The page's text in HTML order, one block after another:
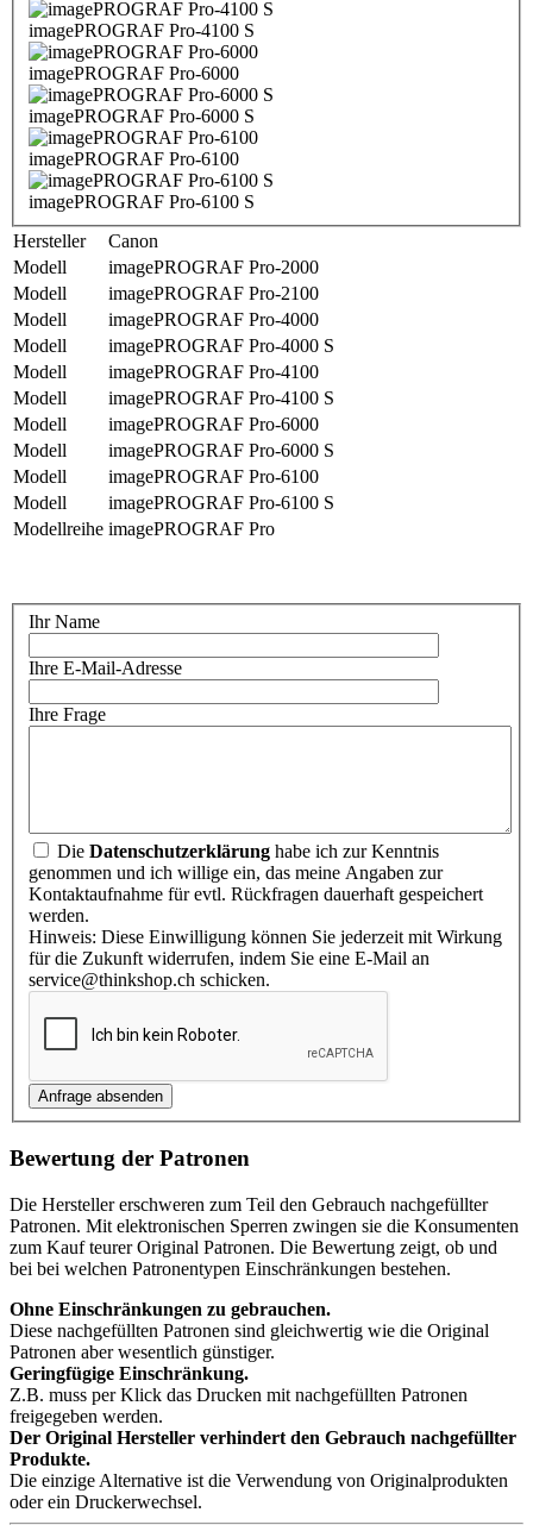
imagePROGRAF Pro-4100 S
imagePROGRAF Pro-6000
imagePROGRAF Pro-6000 S
imagePROGRAF Pro-6100
imagePROGRAF Pro-6100 S
Hersteller
Canon
Modell
imagePROGRAF Pro-2000
Modell
imagePROGRAF Pro-2100
Modell
imagePROGRAF Pro-4000
Modell
imagePROGRAF Pro-4000 S
Modell
imagePROGRAF Pro-4100
Modell
imagePROGRAF Pro-4100 S
Modell
imagePROGRAF Pro-6000
Modell
imagePROGRAF Pro-6000 S
Modell
imagePROGRAF Pro-6100
Modell
imagePROGRAF Pro-6100 S
Modellreihe imagePROGRAF Pro
Ihr Name
Ihre E-Mail-Adresse
Ihre Frage
Die Datenschutzerklärung habe ich zur Kenntnis
genommen und ich willige ein, das meine Angaben zur
Kontaktaufnahme für evtl. Rückfragen dauerhaft gespeichert
werden.
Hinweis: Diese Einwilligung können Sie jederzeit mit Wirkung
für die Zukunft widerrufen, indem Sie eine E-Mail an
service@thinkshop.ch schicken.
Bewertung der Patronen
Die Hersteller erschweren zum Teil den Gebrauch nachgefüllter
Patronen. Mit elektronischen Sperren zwingen sie die Konsumenten
zum Kauf teurer Original Patronen. Die Bewertung zeigt, ob und
bei bei welchen Patronentypen Einschränkungen bestehen.
Ohne Einschränkungen zu gebrauchen.
Diese nachgefüllten Patronen sind gleichwertig wie die Original
Patronen aber wesentlich günstiger.
Geringfügige Einschränkung.
Z.B. muss per Klick das Drucken mit nachgefüllten Patronen
freigegeben werden.
Der Original Hersteller verhindert den Gebrauch nachgefüllter
Produkte.
Die einzige Alternative ist die Verwendung von Originalprodukten
oder ein Druckerwechsel.